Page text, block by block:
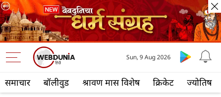
समाचार बॉलीवुड श्रावण मास विशेष क्रिकेट ज्योतिष
Sun, 9 Aug 2026